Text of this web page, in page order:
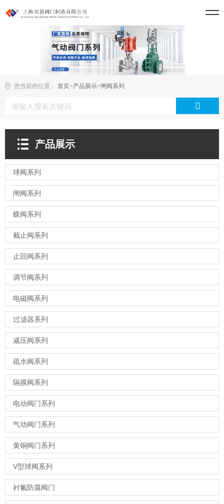
您当前的位置： 首页>产品展示>闸阀系列
产品展示
球阀系列
闸阀系列
蝶阀系列
截止阀系列
止回阀系列
调节阀系列
电磁阀系列
过滤器系列
减压阀系列
疏水阀系列
隔膜阀系列
电动阀门系列
气动阀门系列
黄铜阀门系列
V型球阀系列
衬氟防腐阀门